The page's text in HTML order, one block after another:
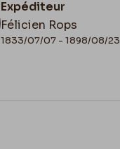
Expéditeur
Félicien Rops
1833/07/07 - 1898/08/23
N° d'inventaire